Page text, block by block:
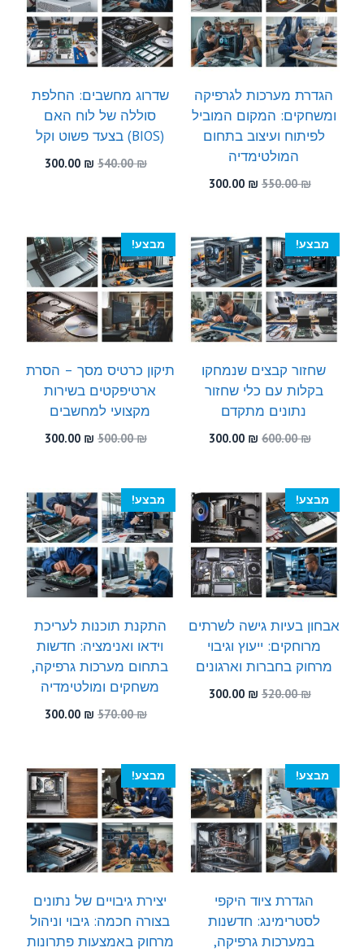
הגדרת מערכות לגרפיקה
ומשחקים: המקום המוביל
לפיתוח ועיצוב בתחום
המולטימדיה
550.00₪
המחיר
550.00 ₪.
300.00 ₪
300.00 ₪.
שדרוג מחשבים: החלפת
סוללה של לוח האם
(BIOS) בצעד פשוט וקל
540.00₪
המחיר
300.00 ₪
המחיר
מבצע!
שחזור קבצים שנמחקו
בקלות עם כלי שחזור
נתונים מתקדם
600.00₪
המחיר
600.00 ₪.
300.00 ₪
300.00 ₪.
מבצע!
תיקון כרטיס מסך – הסרת
ארטיפקטים בשירות
מקצועי למחשבים
500.00₪
המחיר
500.00 ₪.
300.00 ₪
המחיר
300.00 ₪.
מבצע!
אבחון בעיות גישה לשרתים
מרוחקים: ייעוץ וגיבוי
מרחוק בחברות וארגונים
520.00₪
המחיר
300.00 ₪
מבצע!
התקנת תוכנות לעריכת
וידאו ואנימציה: חדשות
בתחום מערכות גרפיקה,
משחקים ומולטימדיה
570.00₪
המחיר
300.00 ₪
המחיר
מבצע!
הגדרת ציוד היקפי
לסטרימינג: חדשנות
במערכות גרפיקה,
מבצע!
יצירת גיבויים של נתונים
בצורה חכמה: גיבוי וניהול
מרחוק באמצעות פתרונות